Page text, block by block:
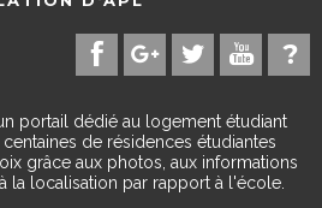
portail dédié au logement étudiant
de résidences étudiantes
grâce aux photos, aux informations
la localisation par rapport à l'école.